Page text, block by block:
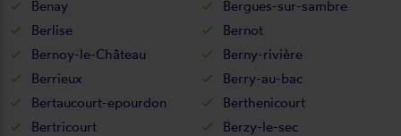
Benay
Bergues-sur-sambre
Berlise
Bernot
Bernoy-le-Château
Berny-rivière
Berrieux
Berry-au-bac
Bertaucourt-epourdon
Berthenicourt
Bertricourt
Berzy-le-sec